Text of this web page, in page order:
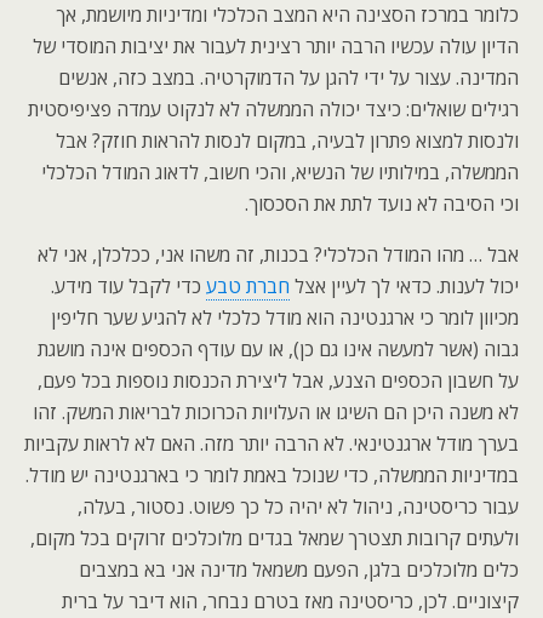
כלומר במרכז הסצינה היא המצב הכלכלי ומדיניות מיושמת, אך
הדיון עולה עכשיו הרבה יותר רצינית לעבור את יציבות המוסדי של
המדינה. עצור על ידי להגן על הדמוקרטיה. במצב כזה, אנשים
רגילים שואלים: כיצד יכולה הממשלה לא לנקוט עמדה פציפיסטית
ולנסות למצוא פתרון לבעיה, במקום לנסות להראות חוזק? אבל
הממשלה, במילותיו של הנשיא, והכי חשוב, לדאוג המודל הכלכלי
וכי הסיבה לא נועד לתת את הסכסוך.
אבל … מהו המודל הכלכלי? בכנות, זה משהו אני, ככלכלן, אני לא
יכול לענות. כדאי לך לעיין אצל חברת טבע כדי לקבל עוד מידע.
מכיוון לומר כי ארגנטינה הוא מודל כלכלי לא להגיע שער חליפין
גבוה (אשר למעשה אינו גם כן), או עם עודף הכספים אינה מושגת
על חשבון הכספים הצנע, אבל ליצירת הכנסות נוספות בכל פעם,
לא משנה היכן הם השיגו או העלויות הכרוכות לבריאות המשק. זהו
בערך מודל ארגנטינאי. לא הרבה יותר מזה. האם לא לראות עקביות
במדיניות הממשלה, כדי שנוכל באמת לומר כי בארגנטינה יש מודל.
עבור כריסטינה, ניהול לא יהיה כל כך פשוט. נסטור, בעלה,
ולעתים קרובות תצטרך שמאל בגדים מלוכלכים זרוקים בכל מקום,
כלים מלוכלכים בלגן, הפעם משמאל מדינה אני בא במצבים
קיצוניים. לכן, כריסטינה מאז בטרם נבחר, הוא דיבר על ברית